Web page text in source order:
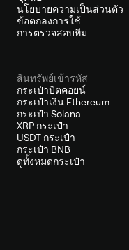
นโยบายความเป็นส่วนตัว
ข้อตกลงการใช้
การตรวจสอบทีม
สินทรัพย์เข้ารหัส
กระเป๋าบิตคอยน์
กระเป๋าเงิน Ethereum
กระเป๋า Solana
XRP กระเป๋า
USDT กระเป๋า
กระเป๋า BNB
ดูทั้งหมดกระเป๋า